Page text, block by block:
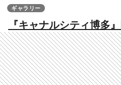
『キャナルシティ博多
は4億人に 「噴水でび
て…」懐かしい思い出
ギャラリー